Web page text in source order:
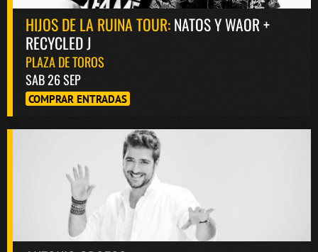
HIJOS DE LA RUINA TOUR:NATOS Y WAOR +
RECYCLED J
PLAZA DE TOROS
SAB 26 SEP
COMPRAR ENTRADAS